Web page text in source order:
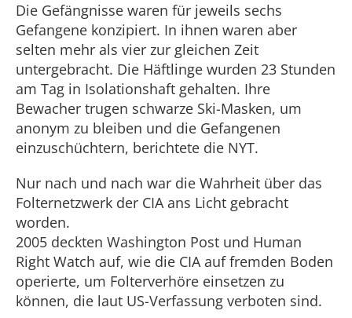
Die Gefängnisse waren für jeweils sechs
Gefangene konzipiert. In ihnen waren aber
selten mehr als vier zur gleichen Zeit
untergebracht. Die Häftlinge wurden 23 Stunden
am Tag in Isolationshaft gehalten. Ihre
Bewacher trugen schwarze Ski-Masken, um
anonym zu bleiben und die Gefangenen
einzuschüchtern, berichtete die NYT.
Nur nach und nach war die Wahrheit über das
Folternetzwerk der CIA ans Licht gebracht
worden.
2005 deckten Washington Post und Human
Right Watch auf, wie die CIA auf fremden Boden
operierte, um Folterverhöre einsetzen zu
können, die laut US-Verfassung verboten sind.